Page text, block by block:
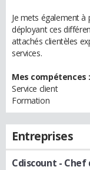
Je mets également
déployant ces
attachés clientèles
services.
Mes compétences :
Service client
Formation
Entreprises
Cdiscount - Chef